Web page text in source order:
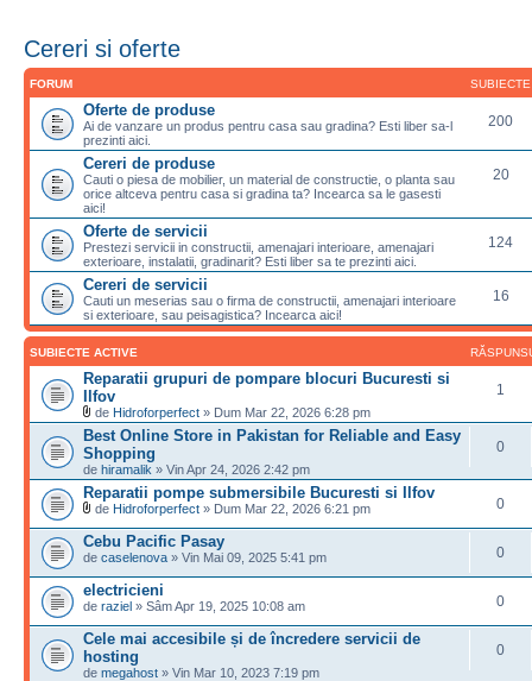
Cereri si oferte
FORUM SUBIECTE
Oferte de produse
Ai de vanzare un produs pentru casa sau gradina? Esti liber sa-l
prezinti aici.
200
Cereri de produse
Cauti o piesa de mobilier, un material de constructie, o planta sau
orice altceva pentru casa si gradina ta? Incearca sa le gasesti
aici!
20
Oferte de servicii
Prestezi servicii in constructii, amenajari interioare, amenajari
exterioare, instalatii, gradinarit? Esti liber sa te prezinti aici.
124
Cereri de servicii
Cauti un meserias sau o firma de constructii, amenajari interioare
si exterioare, sau peisagistica? Incearca aici!
16
SUBIECTE ACTIVE
Reparatii grupuri de pompare blocuri Bucuresti si
Ilfov
de Hidroforperfect » Dum Mar 22, 2026 6:28 pm
1
Best Online Store in Pakistan for Reliable and Easy
Shopping
de hiramalik » Vin Apr 24, 2026 2:42 pm
0
Reparatii pompe submersibile Bucuresti si Ilfov
de Hidroforperfect » Dum Mar 22, 2026 6:21 pm 0
Cebu Pacific Pasay
de caselenova » Vin Mai 09, 2025 5:41 pm 0
electricieni
de raziel » Sâm Apr 19, 2025 10:08 am 0
Cele mai accesibile și de încredere servicii de
hosting
de megahost » Vin Mar 10, 2023 7:19 pm
0